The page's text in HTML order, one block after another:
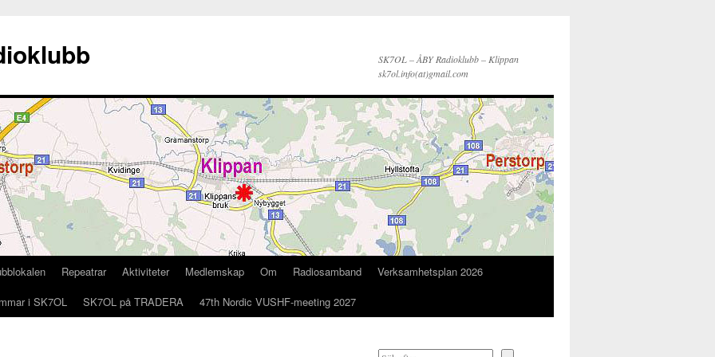
SK7OL – ÅBY Radioklubb – Klippan
sk7ol.info(at)gmail.com
Repeatrar Aktiviteter Medlemskap Om Radiosamband
Verksamhetsplan 2026
i SK7OL SK7OL på TRADERA 47th Nordic VUSHF-meeting 2027